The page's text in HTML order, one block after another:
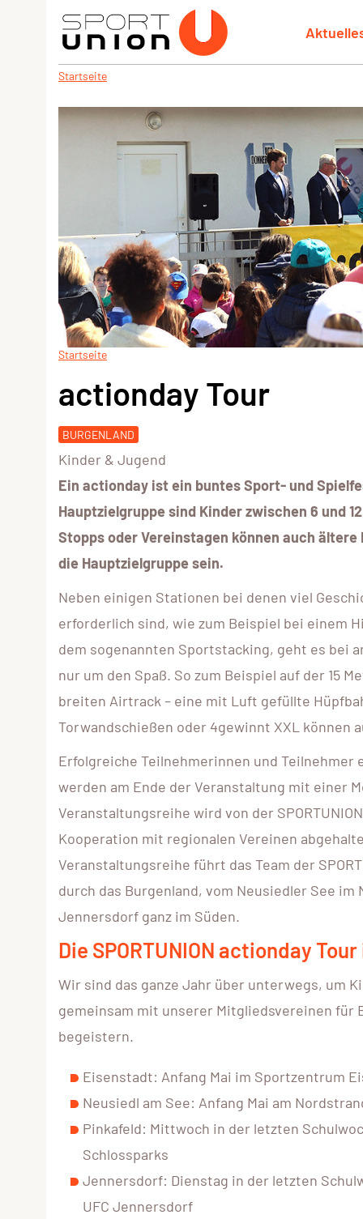
Startseite
Startseite
actionday Tour
BURGENLAND
Kinder & Jugend
Ein actionday ist ein buntes Sport- und
Hauptzielgruppe sind Kinder zwischen 6 und
Stopps oder Vereinstagen können auch
die Hauptzielgruppe sein.
Neben einigen Stationen bei denen viel
erforderlich sind, wie zum Beispiel bei einem
dem sogenannten Sportstacking, geht es bei
nur um den Spaß. So zum Beispiel auf der 15
breiten Airtrack – eine mit Luft gefüllte
Torwandschießen oder 4gewinnt XXL können
Erfolgreiche Teilnehmerinnen und Teilnehmer
werden am Ende der Veranstaltung mit einer
Veranstaltungsreihe wird von der
Kooperation mit regionalen Vereinen
Veranstaltungsreihe führt das Team der
durch das Burgenland, vom Neusiedler See im
Jennersdorf ganz im Süden.
Die SPORTUNION actionday
Wir sind das ganze Jahr über unterwegs, um
gemeinsam mit unserer Mitgliedsvereinen für
begeistern.
Eisenstadt: Anfang Mai im Sportzentrum
Neusiedl am See: Anfang Mai am
Pinkafeld: Mittwoch in der letzten
Schlossparks
Jennersdorf: Dienstag in der letzten
UFC Jennersdorf